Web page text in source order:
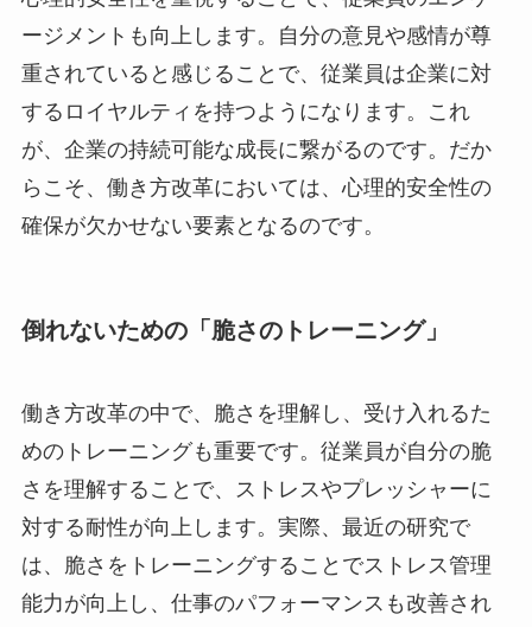
ージメントも向上します。自分の意見や感情が尊
重されていると感じることで、従業員は企業に対
するロイヤルティを持つようになります。これ
が、企業の持続可能な成長に繋がるのです。だか
らこそ、働き方改革においては、心理的安全性の
確保が欠かせない要素となるのです。
倒れないための「脆さのトレーニング」
働き方改革の中で、脆さを理解し、受け入れるた
めのトレーニングも重要です。従業員が自分の脆
さを理解することで、ストレスやプレッシャーに
対する耐性が向上します。実際、最近の研究で
は、脆さをトレーニングすることでストレス管理
能力が向上し、仕事のパフォーマンスも改善され